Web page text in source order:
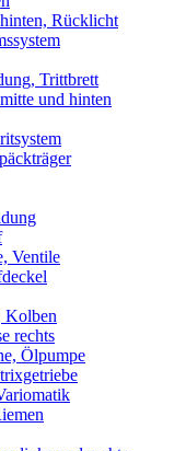
Rücklicht
Trittbrett
und hinten
Ventile
Kolben
rechts
Ölpumpe